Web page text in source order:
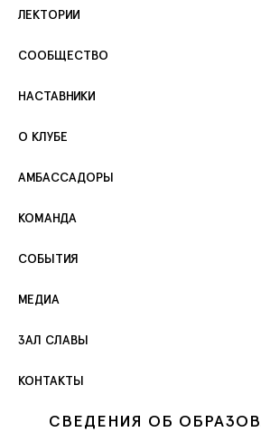
ЛЕКТОРИИ
СООБЩЕСТВО
НАСТАВНИКИ
О КЛУБЕ
АМБАССАДОРЫ
КОМАНДА
СОБЫТИЯ
МЕДИА
ЗАЛ СЛАВЫ
КОНТАКТЫ
СВЕДЕНИЯ ОБ